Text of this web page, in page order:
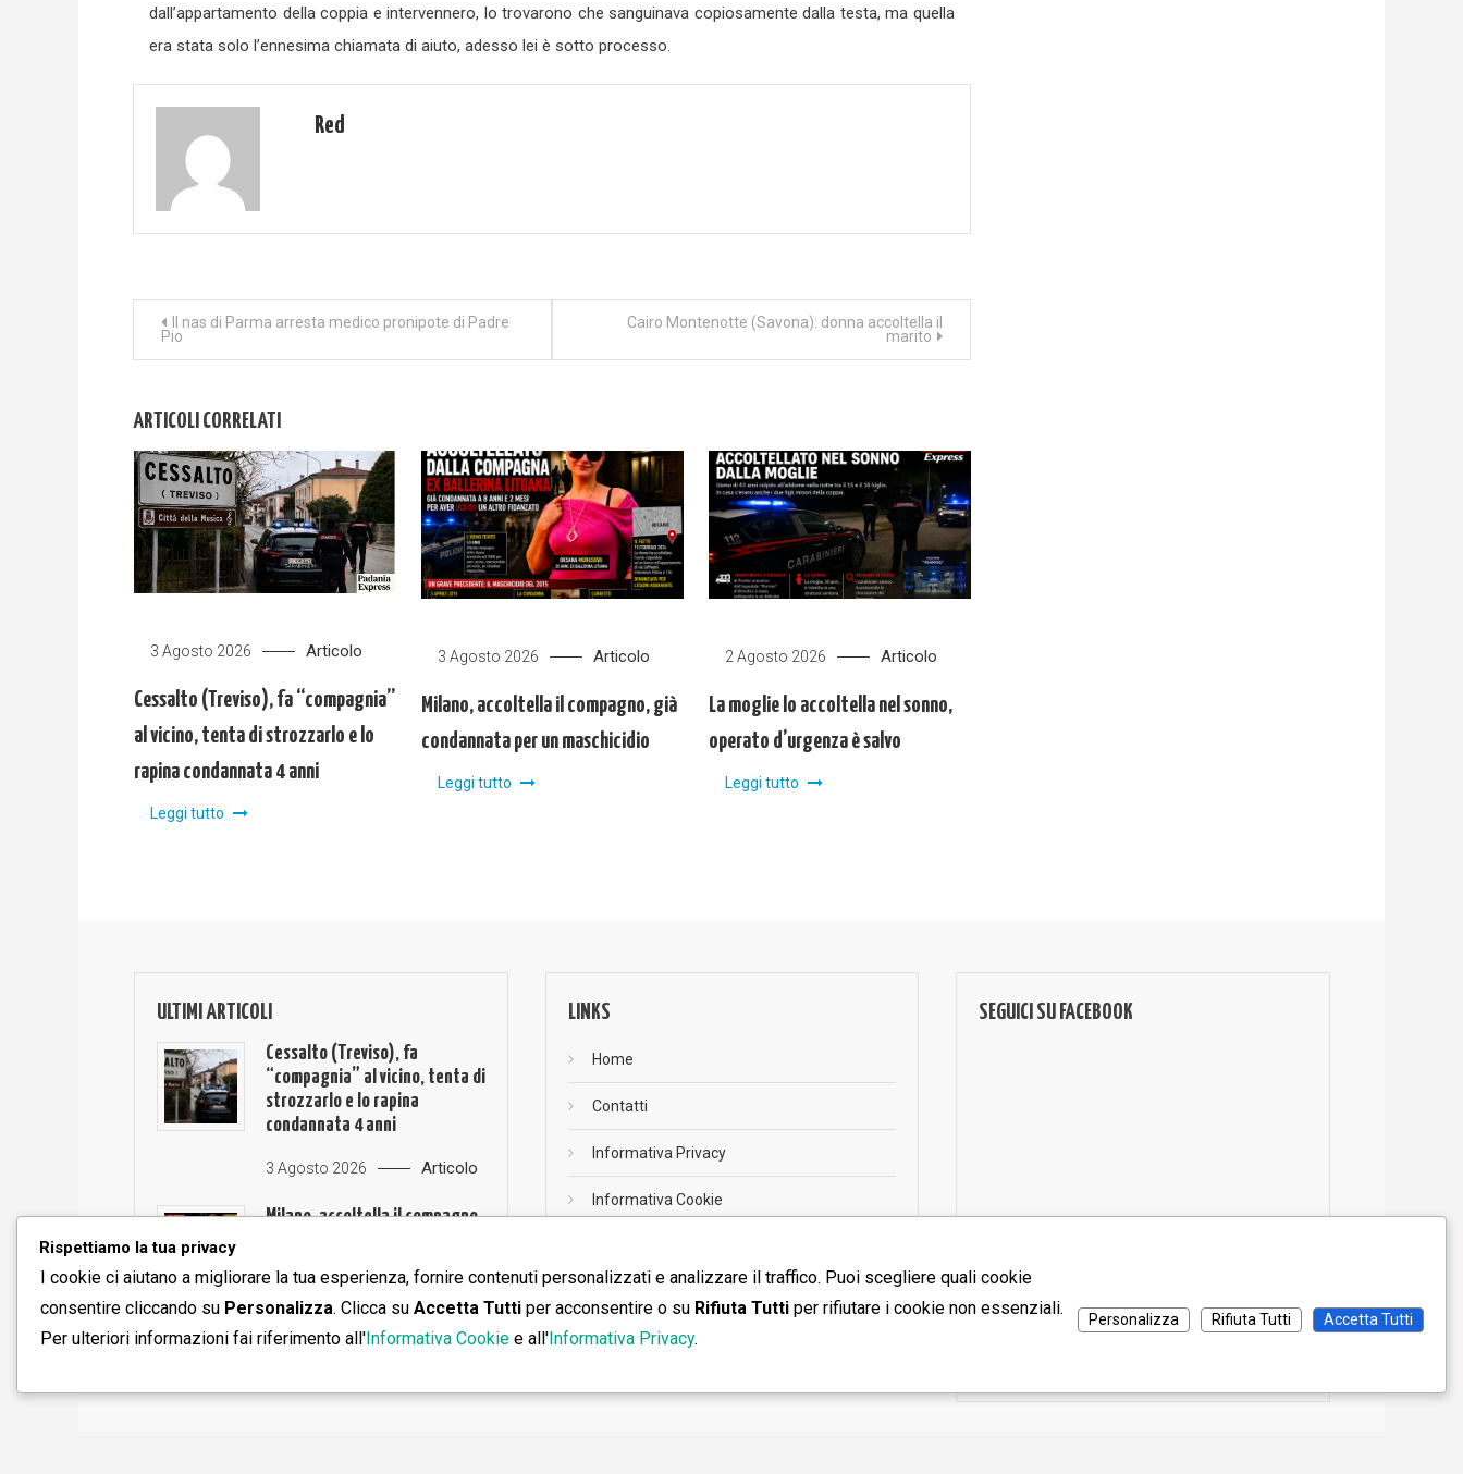
dall’appartamento della coppia e intervennero, lo trovarono che sanguinava copiosamente dalla testa, ma quella
era stata solo l’ennesima chiamata di aiuto, adesso lei è sotto processo.
Red
Navigazione
Il nas di Parma arresta medico pronipote di Padre
Pio
Cairo Montenotte (Savona): donna accoltella il
marito
ARTICOLI CORRELATI
3 Agosto 2026 Articolo
Cessalto (Treviso), fa “compagnia”
al vicino, tenta di strozzarlo e lo
rapina condannata 4 anni
Leggi tutto
3 Agosto 2026 Articolo
Milano, accoltella il compagno, già
condannata per un maschicidio
Leggi tutto
2 Agosto 2026 Articolo
La moglie lo accoltella nel sonno,
operato d’urgenza è salvo
Leggi tutto
ULTIMI ARTICOLI
Cessalto (Treviso), fa
“compagnia” al vicino, tenta di
strozzarlo e lo rapina
condannata 4 anni
3 Agosto 2026 Articolo
Milano, accoltella il compagno,
3 Agosto 2026 Articolo
LINKS
Home
Contatti
Informativa Privacy
Informativa Cookie
RSS
RSS
SEGUICI SU FACEBOOK
Rispettiamo la tua privacy
I cookie ci aiutano a migliorare la tua esperienza, fornire contenuti personalizzati e analizzare il traffico. Puoi scegliere quali cookie
consentire cliccando su Personalizza. Clicca su Accetta Tutti per acconsentire o su Rifiuta Tutti per rifiutare i cookie non essenziali.
Per ulteriori informazioni fai riferimento all'Informativa Cookie e all'Informativa Privacy.
Personalizza Rifiuta Tutti Accetta Tutti